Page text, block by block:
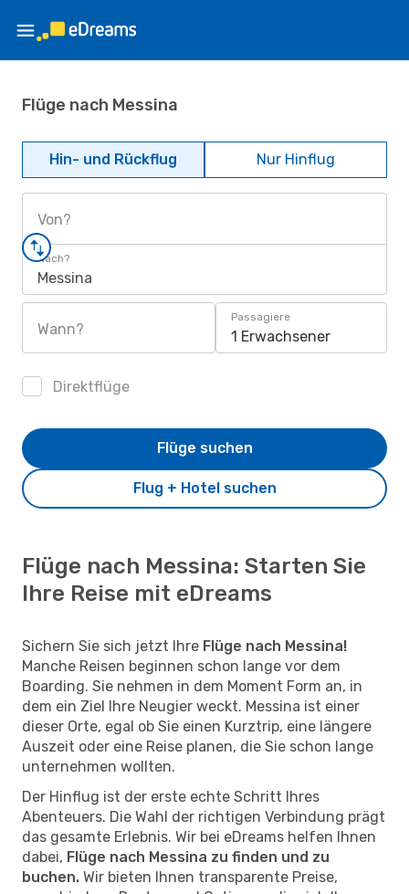
Flüge nach Messina
Hin- und Rückflug Nur Hinflug
Von?
Nach?
Messina
Wann?
Passagiere
1 Erwachsener
Direktflüge
Flug + Hotel suchen
Flüge suchen
Flüge nach Messina: Starten Sie
Ihre Reise mit eDreams
Sichern Sie sich jetzt Ihre Flüge nach Messina!
Manche Reisen beginnen schon lange vor dem
Boarding. Sie nehmen in dem Moment Form an, in
dem ein Ziel Ihre Neugier weckt. Messina ist einer
dieser Orte, egal ob Sie einen Kurztrip, eine längere
Auszeit oder eine Reise planen, die Sie schon lange
unternehmen wollten.
Der Hinflug ist der erste echte Schritt Ihres
Abenteuers. Die Wahl der richtigen Verbindung prägt
das gesamte Erlebnis. Wir bei eDreams helfen Ihnen
dabei, Flüge nach Messina zu finden und zu
buchen. Wir bieten Ihnen transparente Preise,